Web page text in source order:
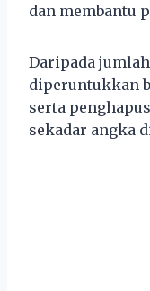
dan membantu
Daripada
diperuntukkan
serta
sekadar angka